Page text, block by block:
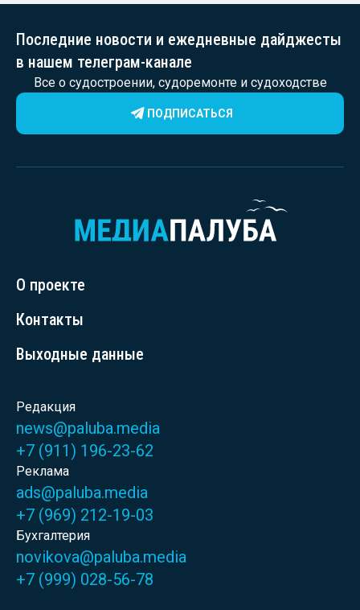
Последние новости и ежедневные дайджесты
в нашем телеграм-канале
Все о судостроении, судоремонте и судоходстве
ПОДПИСАТЬСЯ
О проекте
Контакты
Выходные данные
Редакция
news@paluba.media
+7 (911) 196-23-62
Реклама
ads@paluba.media
+7 (969) 212-19-03
Бухгалтерия
novikova@paluba.media
+7 (999) 028-56-78